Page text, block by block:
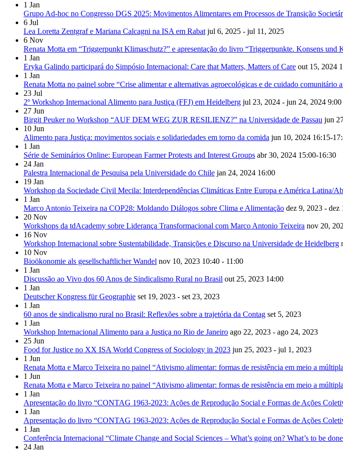
1 Jan
Grupo Ad-hoc no Congresso DGS 2025: Movimentos Alimentares em Processos de Transição
6 Jul
Lea Loretta Zentgraf e Mariana Calcagni na ISA em Rabat jul 6, 2025 - jul 11, 2025
6 Nov
Renata Motta em “Triggerpunkt Klimaschutz?” e apresentação do livro “Triggerpunkte. Konsens und
1 Jan
Eryka Galindo participará do Simpósio Internacional: Care that Matters, Matters of Care out 15, 2024
1 Jan
Renata Motta no painel sobre “Crise alimentar e alternativas agroecológicas e de cuidado comunitário
23 Jul
2º Workshop Internacional Alimento para Justiça (FFJ) em Heidelberg jul 23, 2024 - jun 24, 2024 9:00
27 Jun
Birgit Peuker no Workshop “AUF DEM WEG ZUR RESILIENZ?” na Universidade de Passau jun
10 Jun
Alimento para Justiça: movimentos sociais e solidariedades em torno da comida jun 10, 2024 16:15-
1 Jan
Série de Seminários Online: European Farmer Protests and Interest Groups abr 30, 2024 15:00-16:30
24 Jan
Palestra Internacional de Pesquisa pela Universidade do Chile jan 24, 2024 16:00
19 Jan
Workshop da Sociedade Civil Mecila: Interdependências Climáticas Entre Europa e América Latina/
1 Jan
Marco Antonio Teixeira na COP28: Moldando Diálogos sobre Clima e Alimentação dez 9, 2023 - dez
20 Nov
Workshops da tdAcademy sobre Liderança Transformacional com Marco Antonio Teixeira nov 20,
16 Nov
Workshop Internacional sobre Sustentabilidade, Transições e Discurso na Universidade de Heidelberg
10 Nov
Bioökonomie als gesellschaftlicher Wandel nov 10, 2023 10:40 - 11:00
1 Jan
Discussão ao Vivo dos 60 Anos de Sindicalismo Rural no Brasil out 25, 2023 14:00
1 Jan
Deutscher Kongress für Geographie set 19, 2023 - set 23, 2023
1 Jan
60 anos de sindicalismo rural no Brasil: Reflexões sobre a trajetória da Contag set 5, 2023
1 Jan
Workshop Internacional Alimento para a Justiça no Rio de Janeiro ago 22, 2023 - ago 24, 2023
25 Jun
Food for Justice no XX ISA World Congress of Sociology in 2023 jun 25, 2023 - jul 1, 2023
1 Jun
Renata Motta e Marco Teixeira no painel “Ativismo alimentar: formas de resistência em meio a
1 Jun
Renata Motta e Marco Teixeira no painel “Ativismo alimentar: formas de resistência em meio a
1 Jan
Apresentação do livro “CONTAG 1963-2023: Ações de Reprodução Social e Formas de Ações
1 Jan
Apresentação do livro “CONTAG 1963-2023: Ações de Reprodução Social e Formas de Ações
1 Jan
Conferência Internacional “Climate Change and Social Sciences – What’s going on? What’s to be
24 Jan